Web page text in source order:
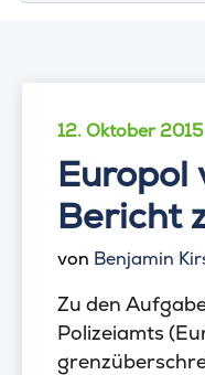
12. Oktober 2015
Bericht
von Benjamin
Zu den
Polizeiamts